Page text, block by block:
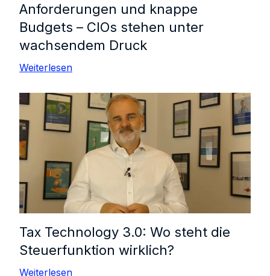
Anforderungen und knappe
Budgets – CIOs stehen unter
wachsendem Druck
Weiterlesen
Tax Technology 3.0: Wo steht die
Steuerfunktion wirklich?
Weiterlesen